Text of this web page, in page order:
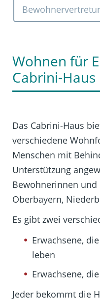
Wohnen für
Cabrini-Haus
Das Cabrini-Haus
verschiedene
Menschen mit
Unterstützung
Bewohnerinnen
Oberbayern,
Es gibt zwei
Erwachsene,
leben
Erwachsene,
Jeder bekommt die